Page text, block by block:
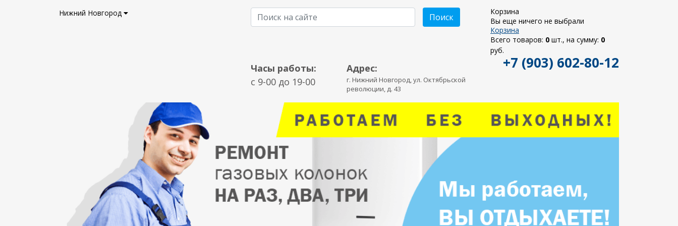
Нижний Новгород Поиск
Корзина
Вы еще ничего не выбрали
Корзина
Всего товаров: 0 шт., на сумму: 0
руб.
Часы работы:
c 9-00 до 19-00
Адрес:
г. Нижний Новгород, ул. Октябрьской
революции, д. 43
+7 (903) 602-80-12